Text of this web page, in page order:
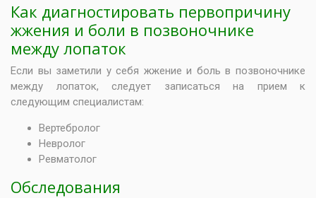
Как диагностировать первопричину
жжения и боли в позвоночнике
между лопаток
Если вы заметили у себя жжение и боль в позвоночнике
между лопаток, следует записаться на прием к
следующим специалистам:
Вертебролог
Невролог
Ревматолог
Обследования